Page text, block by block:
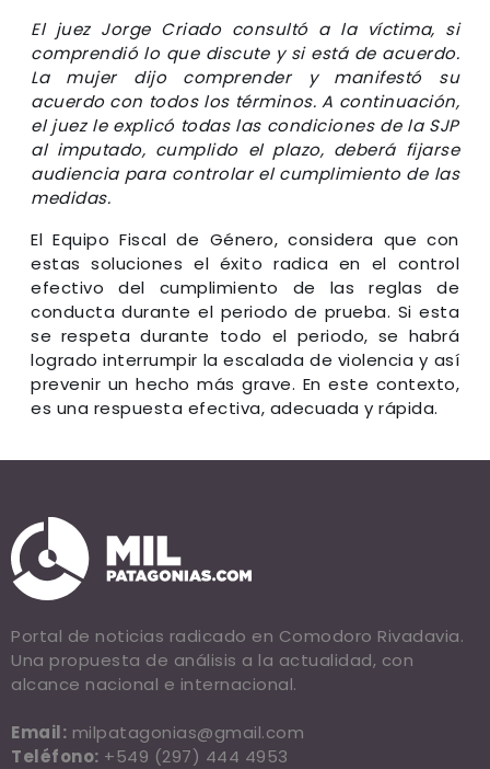
El juez Jorge Criado consultó a la víctima, si
comprendió lo que discute y si está de acuerdo.
La mujer dijo comprender y manifestó su
acuerdo con todos los términos. A continuación,
el juez le explicó todas las condiciones de la SJP
al imputado, cumplido el plazo, deberá fijarse
audiencia para controlar el cumplimiento de las
medidas.
El Equipo Fiscal de Género, considera que con
estas soluciones el éxito radica en el control
efectivo del cumplimiento de las reglas de
conducta durante el periodo de prueba. Si esta
se respeta durante todo el periodo, se habrá
logrado interrumpir la escalada de violencia y así
prevenir un hecho más grave. En este contexto,
es una respuesta efectiva, adecuada y rápida.
Portal de noticias radicado en Comodoro Rivadavia.
Una propuesta de análisis a la actualidad, con
alcance nacional e internacional.
Email: milpatagonias@gmail.com
Teléfono: +549 (297) 444 4953